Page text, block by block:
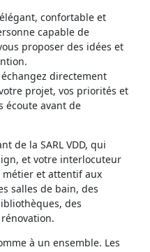
confortable et
capable de
proposer des idées et
échangez directement
projet, vos priorités et
écoute avant de
de la SARL VDD, qui
et votre interlocuteur
métier et attentif aux
salles de bain, des
des
à un ensemble. Les